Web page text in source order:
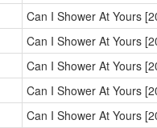
Can I Shower At Yours
Can I Shower At Yours
Can I Shower At Yours
Can I Shower At Yours
Can I Shower At Yours